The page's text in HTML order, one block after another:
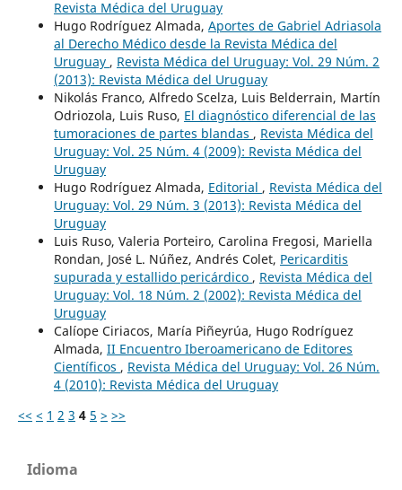
Revista Médica del Uruguay
Hugo Rodríguez Almada, Aportes de Gabriel Adriasola
al Derecho Médico desde la Revista Médica del
Uruguay , Revista Médica del Uruguay: Vol. 29 Núm. 2
(2013): Revista Médica del Uruguay
Nikolás Franco, Alfredo Scelza, Luis Belderrain, Martín
Odriozola, Luis Ruso, El diagnóstico diferencial de las
tumoraciones de partes blandas , Revista Médica del
Uruguay: Vol. 25 Núm. 4 (2009): Revista Médica del
Uruguay
Hugo Rodríguez Almada, Editorial , Revista Médica del
Uruguay: Vol. 29 Núm. 3 (2013): Revista Médica del
Uruguay
Luis Ruso, Valeria Porteiro, Carolina Fregosi, Mariella
Rondan, José L. Núñez, Andrés Colet, Pericarditis
supurada y estallido pericárdico , Revista Médica del
Uruguay: Vol. 18 Núm. 2 (2002): Revista Médica del
Uruguay
Calíope Ciriacos, María Piñeyrúa, Hugo Rodríguez
Almada, II Encuentro Iberoamericano de Editores
Científicos , Revista Médica del Uruguay: Vol. 26 Núm.
4 (2010): Revista Médica del Uruguay
<< < 1 2 3 4 5 > >>
Idioma